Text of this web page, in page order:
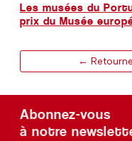
Les musées du
prix du Musée
←
Abonnez-vous
à notre